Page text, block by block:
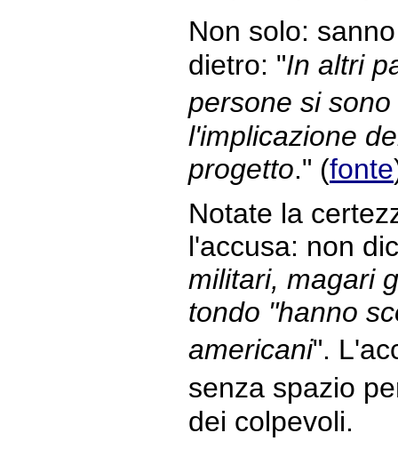
Non solo:
dietro: "In altri
persone si
l'implicazione
progetto." (fonte
Notate la
l'accusa: non
militari, magari
tondo "hanno
americani".
senza spazio
dei colpevoli.